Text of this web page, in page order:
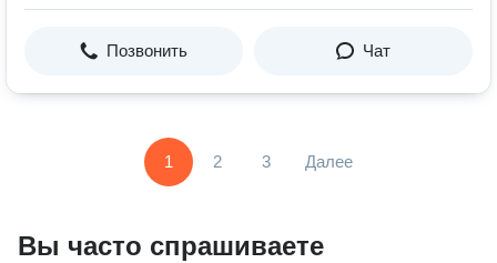
Позвонить Чат
1 2 3 Далее
Вы часто спрашиваете